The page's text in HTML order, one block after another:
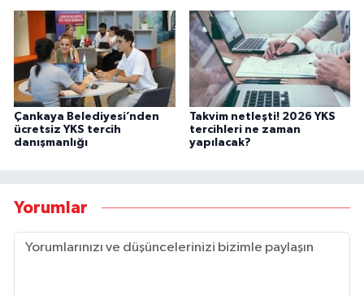
Çankaya Belediyesi’nden
ücretsiz YKS tercih
danışmanlığı
Takvim netleşti! 2026 YKS
tercihleri ne zaman
yapılacak?
Yorumlar